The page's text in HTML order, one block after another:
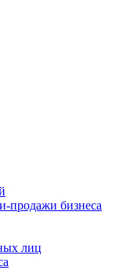
продажи бизнеса
лиц